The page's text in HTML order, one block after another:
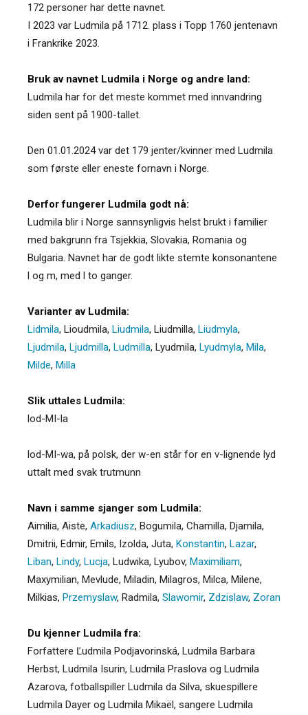
172 personer har dette navnet.
I 2023 var Ludmila på 1712. plass i Topp 1760 jentenavn
i Frankrike 2023.
Bruk av navnet Ludmila i Norge og andre land:
Ludmila har for det meste kommet med innvandring
siden sent på 1900-tallet.
Den 01.01.2024 var det 179 jenter/kvinner med Ludmila
som første eller eneste fornavn i Norge.
Derfor fungerer Ludmila godt nå:
Ludmila blir i Norge sannsynligvis helst brukt i familier
med bakgrunn fra Tsjekkia, Slovakia, Romania og
Bulgaria. Navnet har de godt likte stemte konsonantene
l og m, med l to ganger.
Varianter av Ludmila:
Lidmila, Lioudmila, Liudmila, Liudmilla, Liudmyla,
Ljudmila, Ljudmilla, Ludmilla, Lyudmila, Lyudmyla, Mila,
Milde, Milla
Slik uttales Ludmila:
lod-MI-la
lod-MI-wa, på polsk, der w-en står for en v-lignende lyd
uttalt med svak trutmunn
Navn i samme sjanger som Ludmila:
Aimilia, Aiste, Arkadiusz, Bogumila, Chamilla, Djamila,
Dmitrii, Edmir, Emils, Izolda, Juta, Konstantin, Lazar,
Liban, Lindy, Lucja, Ludwika, Lyubov, Maximiliam,
Maxymilian, Mevlude, Miladin, Milagros, Milca, Milene,
Milkias, Przemyslaw, Radmila, Slawomir, Zdzislaw, Zoran
Du kjenner Ludmila fra:
Forfattere Ľudmila Podjavorinská, Ludmila Barbara
Herbst, Ludmila Isurin, Ludmila Praslova og Ludmila
Azarova, fotballspiller Ludmila da Silva, skuespillere
Ludmila Dayer og Ludmila Mikaël, sangere Ludmila